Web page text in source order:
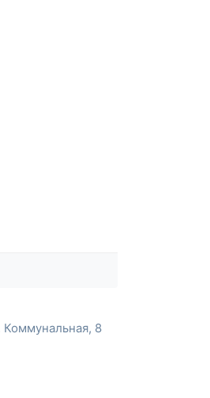
Коммунальная, 8